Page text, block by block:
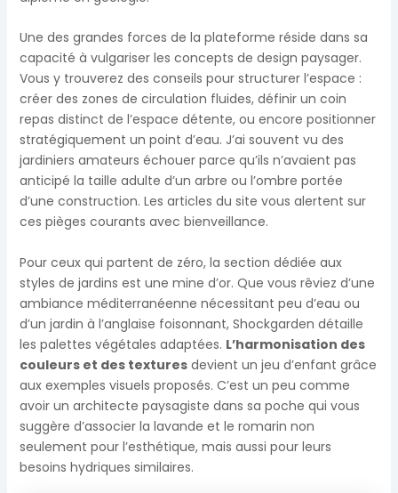
Une des grandes forces de la plateforme réside dans sa
capacité à vulgariser les concepts de design paysager.
Vous y trouverez des conseils pour structurer l’espace :
créer des zones de circulation fluides, définir un coin
repas distinct de l’espace détente, ou encore positionner
stratégiquement un point d’eau. J’ai souvent vu des
jardiniers amateurs échouer parce qu’ils n’avaient pas
anticipé la taille adulte d’un arbre ou l’ombre portée
d’une construction. Les articles du site vous alertent sur
ces pièges courants avec bienveillance.
Pour ceux qui partent de zéro, la section dédiée aux
styles de jardins est une mine d’or. Que vous rêviez d’une
ambiance méditerranéenne nécessitant peu d’eau ou
d’un jardin à l’anglaise foisonnant, Shockgarden détaille
les palettes végétales adaptées. L’harmonisation des
couleurs et des texturesdevient un jeu d’enfant grâce
aux exemples visuels proposés. C’est un peu comme
avoir un architecte paysagiste dans sa poche qui vous
suggère d’associer la lavande et le romarin non
seulement pour l’esthétique, mais aussi pour leurs
besoins hydriques similaires.